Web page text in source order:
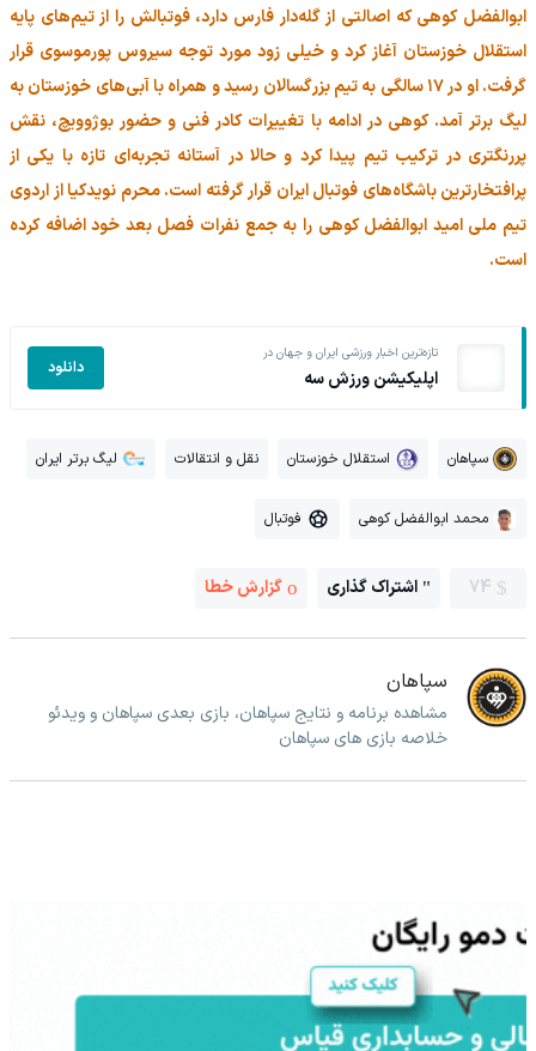
ابوالفضل کوهی که اصالتی از گله‌دار فارس دارد، فوتبالش را از تیم‌های پایه
استقلال خوزستان آغاز کرد و خیلی زود مورد توجه سیروس پورموسوی قرار
گرفت. او در ۱۷ سالگی به تیم بزرگسالان رسید و همراه با آبی‌های خوزستان به
لیگ برتر آمد. کوهی در ادامه با تغییرات کادر فنی و حضور بوژوویچ، نقش
پررنگتری در ترکیب تیم پیدا کرد و حالا در آستانه تجربه‌ای تازه با یکی از
پرافتخارترین باشگاه‌های فوتبال ایران قرار گرفته است. محرم نویدکیا از اردوی
تیم ملی امید ابوالفضل کوهی را به جمع نفرات فصل بعد خود اضافه کرده
است.
تازه‌ترین اخبار ورزشی ایران و جهان در
اپلیکیشن ورزش سه دانلود
سپاهان استقلال خوزستان نقل و انتقالات لیگ برتر ایران
محمد ابوالفضل کوهی فوتبال
74 اشتراک گذاری گزارش خطا
سپاهان
مشاهده برنامه و نتایج سپاهان، بازی بعدی سپاهان و ویدئو
خلاصه بازی های سپاهان